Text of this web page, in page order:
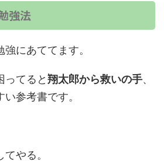
強法
にあててます。
ってると翔太郎から救いの手、
参考書です。
やる。